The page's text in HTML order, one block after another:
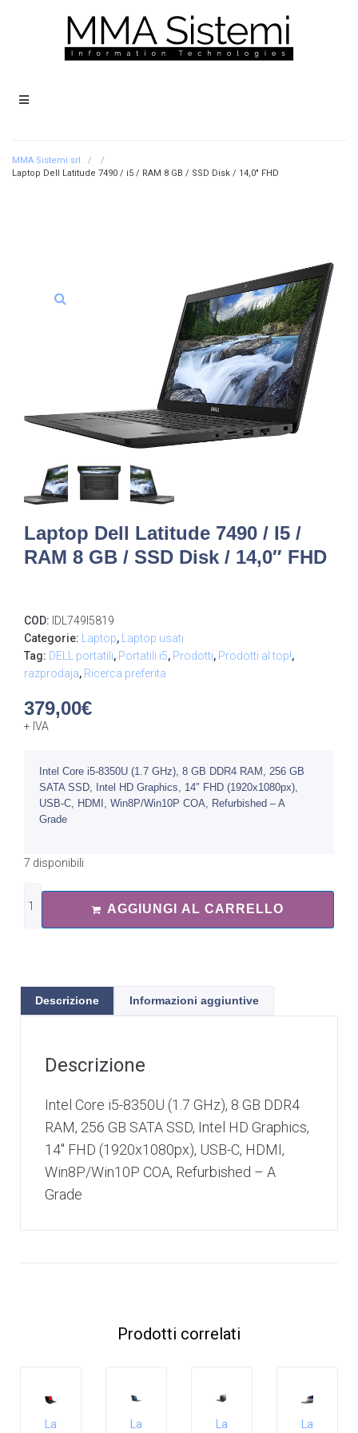
MMA Sistemi srl. /
/
Laptop Dell Latitude 7490 / i5 / RAM 8 GB / SSD Disk / 14,0″ FHD
Laptop Dell Latitude 7490 / I5 /
RAM 8 GB / SSD Disk / 14,0″ FHD
COD: IDL749I5819
Categorie: Laptop, Laptop usati
Tag: DELL portatili, Portatili i5, Prodotti, Prodotti al top!,
razprodaja, Ricerca preferita
379,00€
+ IVA
Intel Core i5-8350U (1.7 GHz), 8 GB DDR4 RAM, 256 GB
SATA SSD, Intel HD Graphics, 14″ FHD (1920x1080px),
USB-C, HDMI, Win8P/Win10P COA, Refurbished – A
Grade
7 disponibili
AGGIUNGI AL CARRELLO
Descrizione Informazioni aggiuntive
Descrizione
Intel Core i5-8350U (1.7 GHz), 8 GB DDR4
RAM, 256 GB SATA SSD, Intel HD Graphics,
14″ FHD (1920x1080px), USB-C, HDMI,
Win8P/Win10P COA, Refurbished – A
Grade
Prodotti correlati
La
La
La
La